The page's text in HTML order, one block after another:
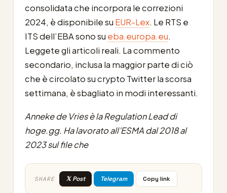
consolidata che incorpora le correzioni
2024, è disponibile su EUR-Lex. Le RTS e
ITS dell’EBA sono su eba.europa.eu.
Leggete gli articoli reali. La commento
secondario, inclusa la maggior parte di ciò
che è circolato su crypto Twitter la scorsa
settimana, è sbagliato in modi interessanti.
Anneke de Vries è la Regulation Lead di
hoge.gg. Ha lavorato all’ESMA dal 2018 al
2023 sul file che
SHARE 𝕏 Post Telegram Copy link